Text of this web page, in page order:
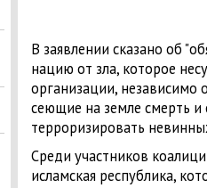
В заявлении сказано об
нацию от зла, которое
организации, независимо
сеющие на земле смерть
терроризировать
Среди участников
исламская республика,